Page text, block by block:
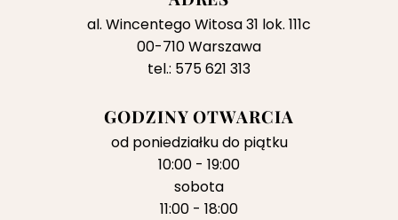
al. Wincentego Witosa 31 lok. 111c
00-710 Warszawa
tel.: 575 621 313
GODZINY OTWARCIA
od poniedziałku do piątku
10:00 - 19:00
sobota
11:00 - 18:00